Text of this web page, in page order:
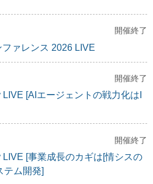
開催終了
ァレンス 2026 LIVE
開催終了
[AIエージェントの戦力化はI
開催終了
LIVE [事業成長のカギは[情シスの
テム開発]